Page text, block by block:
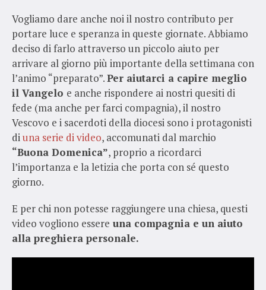
Vogliamo dare anche noi il nostro contributo per
portare luce e speranza in queste giornate. Abbiamo
deciso di farlo attraverso un piccolo aiuto per
arrivare al giorno più importante della settimana con
l’animo “preparato”.Per aiutarci a capire meglio
il Vangelo e anche rispondere ai nostri quesiti di
fede (ma anche per farci compagnia), il nostro
Vescovo e i sacerdoti della diocesi sono i protagonisti
diuna serie di video, accomunati dal marchio
“Buona Domenica”, proprio a ricordarci
l’importanza e la letizia che porta con sé questo
giorno.
E per chi non potesse raggiungere una chiesa, questi
video vogliono essere una compagnia e un aiuto
alla preghiera personale.